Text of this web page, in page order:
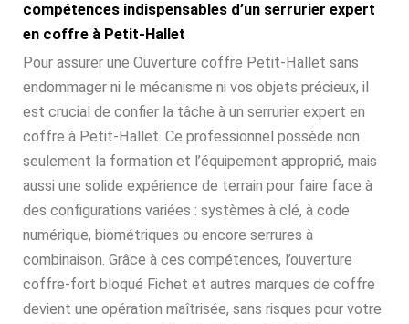
compétences indispensables d’un serrurier expert
en coffre à Petit-Hallet
Pour assurer une Ouverture coffre Petit-Hallet sans
endommager ni le mécanisme ni vos objets précieux, il
est crucial de confier la tâche à un serrurier expert en
coffre à Petit-Hallet. Ce professionnel possède non
seulement la formation et l’équipement approprié, mais
aussi une solide expérience de terrain pour faire face à
des configurations variées : systèmes à clé, à code
numérique, biométriques ou encore serrures à
combinaison. Grâce à ces compétences, l’ouverture
coffre-fort bloqué Fichet et autres marques de coffre
devient une opération maîtrisée, sans risques pour votre